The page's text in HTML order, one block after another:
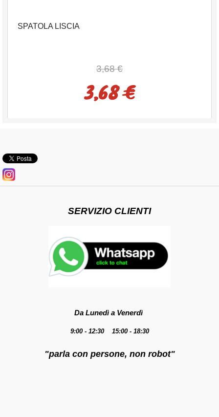
SPATOLA LISCIA
3,68 €
3,68 €
SERVIZIO CLIENTI
Da Lunedì a Venerdì
9:00 - 12:30 15:00 - 18:30
"parla con persone, non robot"